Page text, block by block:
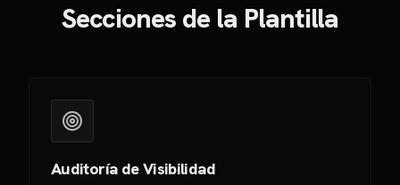
Secciones de la Plantilla
Auditoría de Visibilidad